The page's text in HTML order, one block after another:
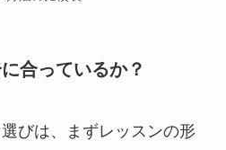
合っているか？
びは、まずレッスンの形